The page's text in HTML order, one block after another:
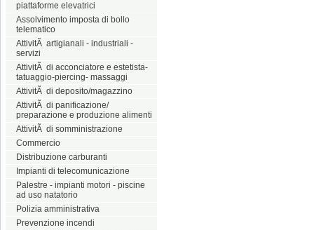
piattaforme elevatrici
Assolvimento imposta di bollo
telematico
AttivitÃ artigianali - industriali -
servizi
AttivitÃ di acconciatore e estetista-
tatuaggio-piercing- massaggi
AttivitÃ di deposito/magazzino
AttivitÃ di panificazione/
preparazione e produzione alimenti
AttivitÃ di somministrazione
Commercio
Distribuzione carburanti
Impianti di telecomunicazione
Palestre - impianti motori - piscine
ad uso natatorio
Polizia amministrativa
Prevenzione incendi